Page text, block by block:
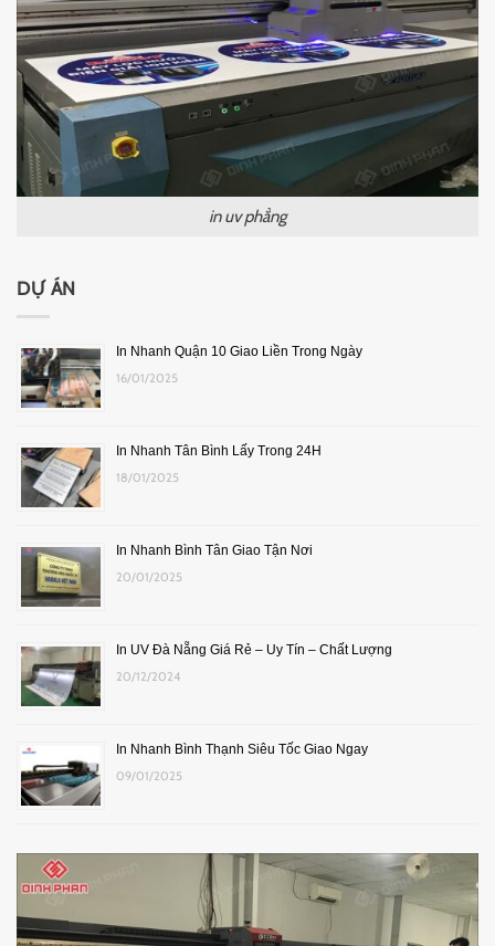
in uv phẳng
DỰ ÁN
In Nhanh Quận 10 Giao Liền Trong Ngày
16/01/2025
In Nhanh Tân Bình Lấy Trong 24H
18/01/2025
In Nhanh Bình Tân Giao Tận Nơi
20/01/2025
In UV Đà Nẵng Giá Rẻ – Uy Tín – Chất Lượng
20/12/2024
In Nhanh Bình Thạnh Siêu Tốc Giao Ngay
09/01/2025